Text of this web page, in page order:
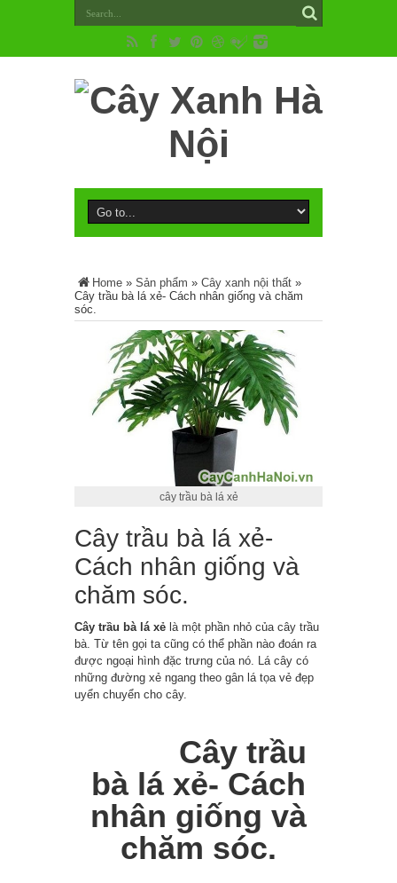
Home » Sản phẩm » Cây xanh nội thất »
Cây trầu bà lá xẻ- Cách nhân giống và chăm
sóc.
cây trầu bà lá xẻ
Cây trầu bà lá xẻ-
Cách nhân giống và
chăm sóc.
Cây trầu bà lá xẻ là một phần nhỏ của cây trầu
bà. Từ tên gọi ta cũng có thể phần nào đoán ra
được ngoại hình đặc trưng của nó. Lá cây có
những đường xẻ ngang theo gân lá tọa vẻ đẹp
uyển chuyển cho cây.
Cây trầu
bà lá xẻ- Cách
nhân giống và
chăm sóc.